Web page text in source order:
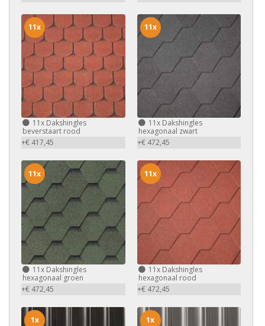
11x Dakshingles
beverstaart rood
+€ 417,45
11x
11xDakshingles
hexagonaal zwart
+€ 472,45
11x
11x Dakshingles
hexagonaal groen
+€ 472,45
11x
11xDakshingles
hexagonaal rood
+€ 472,45
11x
1x 1x